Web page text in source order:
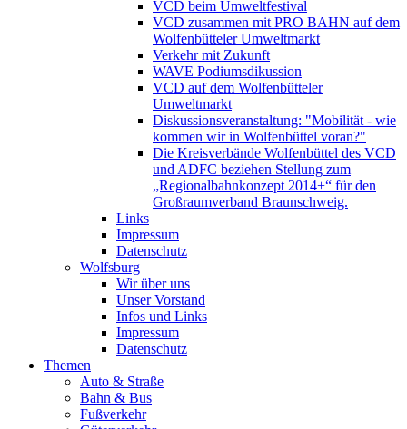
VCD beim Umweltfestival
VCD zusammen mit PRO BAHN auf dem
Wolfenbütteler Umweltmarkt
Verkehr mit Zukunft
WAVE Podiumsdikussion
VCD auf dem Wolfenbütteler
Umweltmarkt
Diskussionsveranstaltung: "Mobilität - wie
kommen wir in Wolfenbüttel voran?"
Die Kreisverbände Wolfenbüttel des VCD
und ADFC beziehen Stellung zum
„Regionalbahnkonzept 2014+“ für den
Großraumverband Braunschweig.
Links
Impressum
Datenschutz
Wolfsburg
Wir über uns
Unser Vorstand
Infos und Links
Impressum
Datenschutz
Themen
Auto & Straße
Bahn & Bus
Fußverkehr